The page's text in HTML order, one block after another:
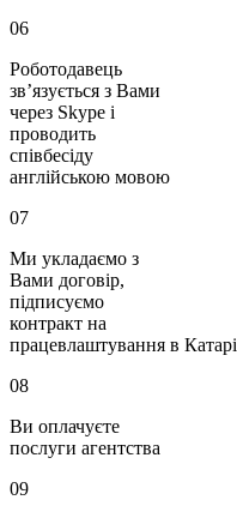
06
Роботодавець
зв’язується з Вами
через Skype і
проводить
співбесіду
англійською мовою
07
Ми укладаємо з
Вами договір,
підписуємо
контракт на
працевлаштування в Катарі
08
Ви оплачуєте
послуги агентства
09